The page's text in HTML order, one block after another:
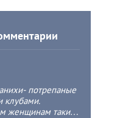
клубами.
женщинам такие